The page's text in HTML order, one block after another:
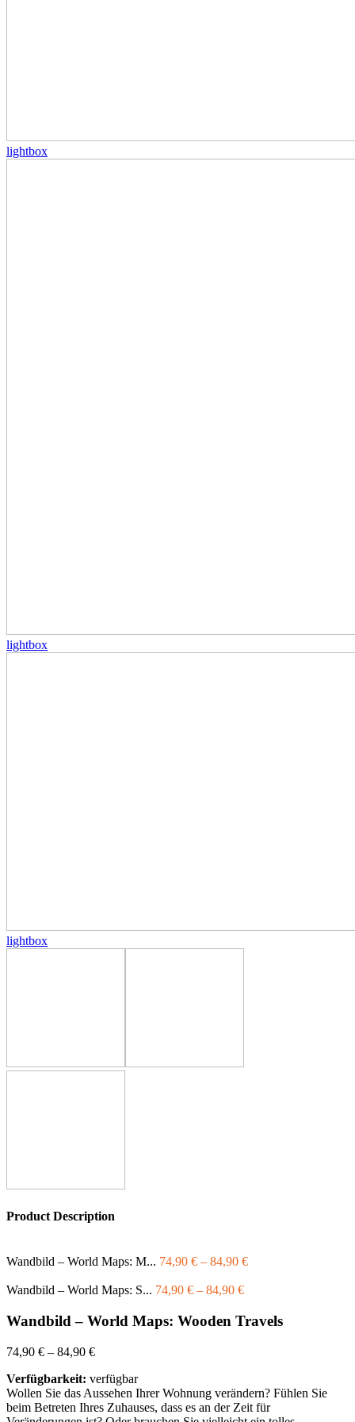
lightbox
lightbox
lightbox
Product Description
Wandbild – World Maps: M... 74,90 € – 84,90 €
Wandbild – World Maps: S... 74,90 € – 84,90 €
Wandbild – World Maps: Wooden Travels
74,90 € – 84,90 €
Verfügbarkeit: verfügbar
Wollen Sie das Aussehen Ihrer Wohnung verändern? Fühlen Sie
beim Betreten Ihres Zuhauses, dass es an der Zeit für